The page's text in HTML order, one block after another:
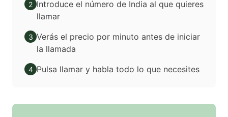
2 Introduce el número de India al que quieres
llamar
3 Verás el precio por minuto antes de iniciar
la llamada
4 Pulsa llamar y habla todo lo que necesites